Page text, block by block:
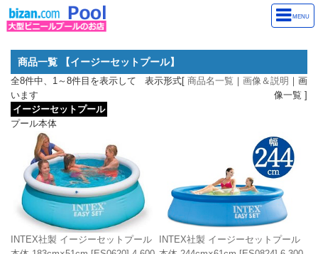
MENU
商品一覧 【イージーセットプール】
全8件中、1～8件目を表示して
います
表示形式[ 商品名一覧 ｜ 画像＆説明 ｜画
像一覧 ]
イージーセットプール
プール本体
INTEX社製 イージーセットプール
INTEX社製 イージーセットプール